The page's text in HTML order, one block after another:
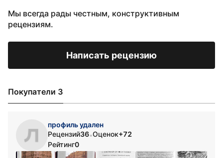
Мы всегда рады честным, конструктивным
рецензиям.
Написать рецензию
Покупатели 3
профиль удален
Рецензий36•Оценок+72
Рейтинг0